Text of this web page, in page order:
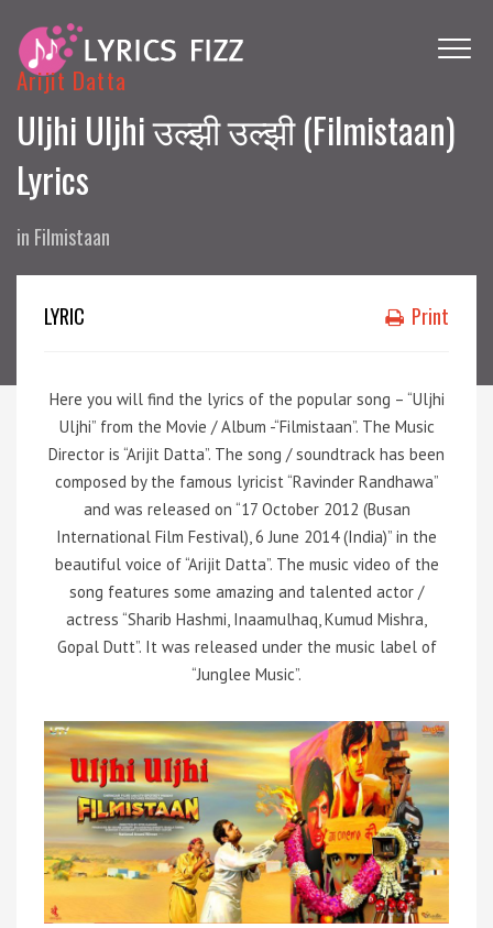
Arijit Datta
Uljhi Uljhi उल्झी उल्झी (Filmistaan)
Lyrics
in Filmistaan
LYRIC Print
Here you will find the lyrics of the popular song – “Uljhi
Uljhi” from the Movie / Album -“Filmistaan”. The Music
Director is “Arijit Datta”. The song / soundtrack has been
composed by the famous lyricist “Ravinder Randhawa”
and was released on “17 October 2012 (Busan
International Film Festival), 6 June 2014 (India)” in the
beautiful voice of “Arijit Datta”. The music video of the
song features some amazing and talented actor /
actress “Sharib Hashmi, Inaamulhaq, Kumud Mishra,
Gopal Dutt”. It was released under the music label of
“Junglee Music”.